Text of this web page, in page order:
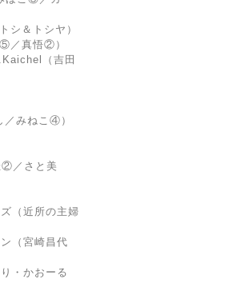
＆トシヤ）
／真悟②）
（吉田
みねこ④）
／さと美
（近所の主婦
（宮崎昌代
・かおーる